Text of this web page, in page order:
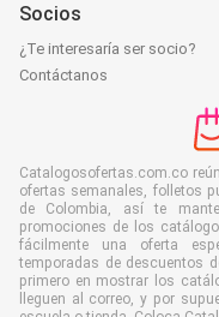
Socios
¿Te interesaría ser socio?
Contáctanos
Catalogosofertas.com.co
ofertas semanales, folletos
de Colombia, así te
promociones de los
fácilmente una oferta
temporadas de descuentos
primero en mostrar los
lleguen al correo, y por